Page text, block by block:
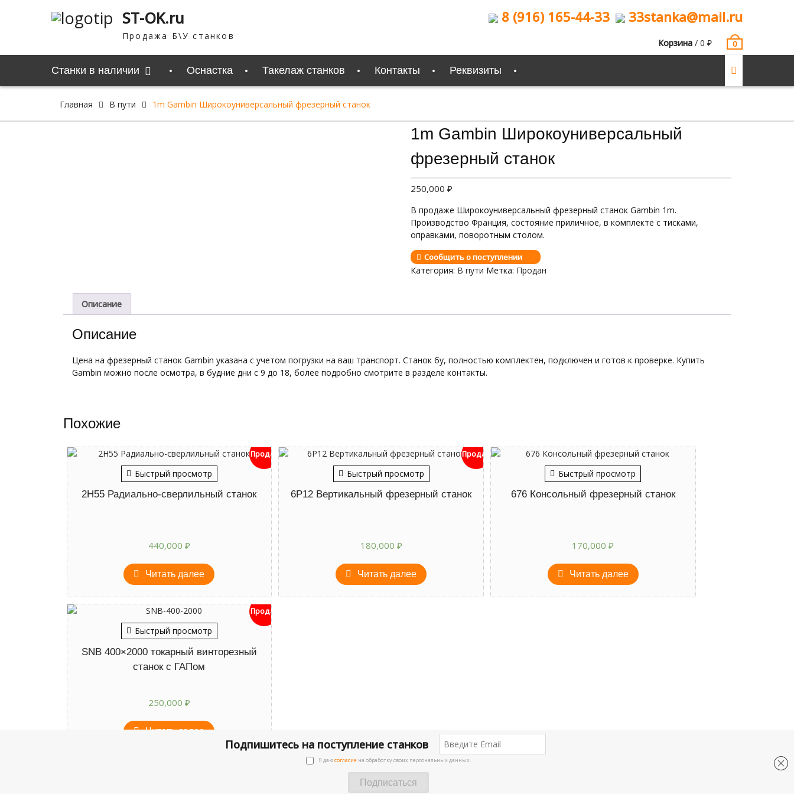
Подпишитесь на поступление станков
Я даюсогласиена обработку своих персональных данных.
ST-OK.ru
Продажа Б\У станков
8 (916) 165-44-33 33stanka@mail.ru
Корзина / 0 ₽ 0
Станки в наличии Оснастка Такелаж станков Контакты Реквизиты
Главная В пути 1m Gambin Широкоуниверсальный фрезерный станок
1m Gambin Широкоуниверсальный
фрезерный станок
250,000 ₽
В продаже Широкоуниверсальный фрезерный станок Gambin 1m.
Производство Франция, состояние приличное, в комплекте с тисками,
оправками, поворотным столом.
Сообщить о поступлении
Категория: В пути Метка: Продан
Описание
Описание
Цена на фрезерный станок Gambin указана с учетом погрузки на ваш транспорт. Станок бу, полностью комплектен, подключен и готов к проверке. Купить
Gambin можно после осмотра, в будние дни с 9 до 18, более подробно смотрите в разделе контакты.
Похожие
Быстрый просмотр
Продан
2Н55 Радиально-сверлильный станок
440,000 ₽
Читать далее
Быстрый просмотр
Продан
6Р12 Вертикальный фрезерный станок
180,000 ₽
Читать далее
Быстрый просмотр
676 Консольный фрезерный станок
170,000₽
Читать далее
Быстрый просмотр
Продан
SNB 400×2000 токарный винторезный
станок с ГАПом
250,000 ₽
Читать далее